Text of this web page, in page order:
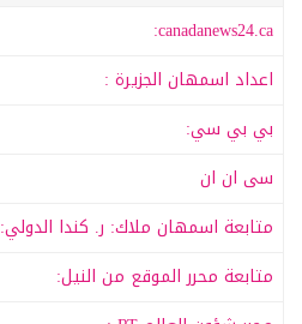
canadanews24.ca:
اعداد اسمهان الجزيرة :
بي بي سي:
سى ان ان
متابعة اسمهان ملاك: ر. كندا الدولي:
متابعة محرر الموقع من النيل: